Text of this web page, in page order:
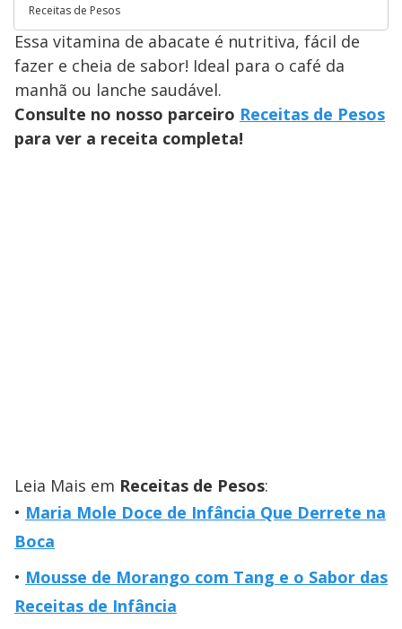
Receitas de Pesos
Essa vitamina de abacate é nutritiva, fácil de
fazer e cheia de sabor! Ideal para o café da
manhã ou lanche saudável.
Consulte no nosso parceiro Receitas de Pesos
para ver a receita completa!
Leia Mais em Receitas de Pesos:
Maria Mole Doce de Infância Que Derrete na
Boca
Mousse de Morango com Tang e o Sabor das
Receitas de Infância